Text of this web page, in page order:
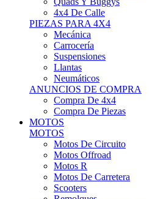
PIEZAS PARA 4X4
Mecánica
Carrocería
Suspensiones
Llantas
Neumáticos
ANUNCIOS DE COMPRA
Compra De 4x4
Compra De Piezas
MOTOS
MOTOS
Motos De Circuito
Motos Offroad
Motos R
Motos De Carretera
Scooters
Remolques
PIEZAS Y EQUIPACIONES